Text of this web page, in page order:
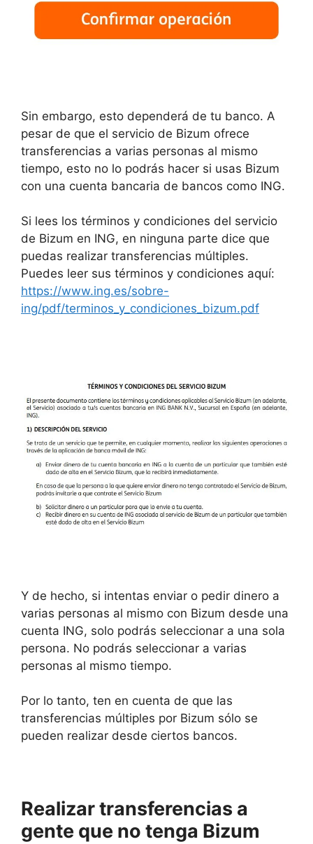
Sin embargo, esto dependerá de tu banco. A
pesar de que el servicio de Bizum ofrece
transferencias a varias personas al mismo
tiempo, esto no lo podrás hacer si usas Bizum
con una cuenta bancaria de bancos como ING.
Si lees los términos y condiciones del servicio
de Bizum en ING, en ninguna parte dice que
puedas realizar transferencias múltiples.
Puedes leer sus términos y condiciones aquí:
https://www.ing.es/sobre-
ing/pdf/terminos_y_condiciones_bizum.pdf
Y de hecho, si intentas enviar o pedir dinero a
varias personas al mismo con Bizum desde una
cuenta ING, solo podrás seleccionar a una sola
persona. No podrás seleccionar a varias
personas al mismo tiempo.
Por lo tanto, ten en cuenta de que las
transferencias múltiples por Bizum sólo se
pueden realizar desde ciertos bancos.
Realizar transferencias a
gente que no tenga Bizum